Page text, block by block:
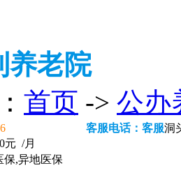
养老院
首页 -> 公办
客服电话：客服洞
元 /月
保,异地医保